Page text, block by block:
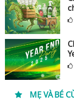
MẸ VÀ BÉ